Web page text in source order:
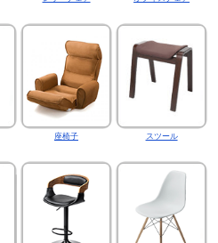
座椅子 スツール